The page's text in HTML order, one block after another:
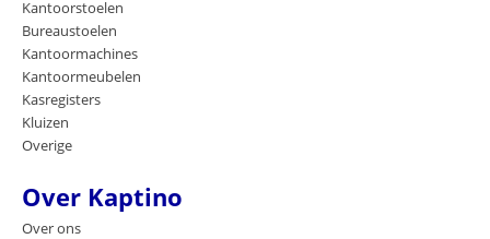
Kantoorstoelen
Bureaustoelen
Kantoormachines
Kantoormeubelen
Kasregisters
Kluizen
Overige
Over Kaptino
Over ons